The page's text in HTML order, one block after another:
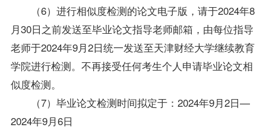
（6）进行相似度检测的论文电子版，请于2024年8
月30日之前发送至毕业论文指导老师邮箱，由每位指导
老师于2024年9月2日统一发送至天津财经大学继续教育
学院进行检测。不再接受任何考生个人申请毕业论文相
似度检测。
（7）毕业论文检测时间拟定于：2024年9月2日—
2024年9月6日